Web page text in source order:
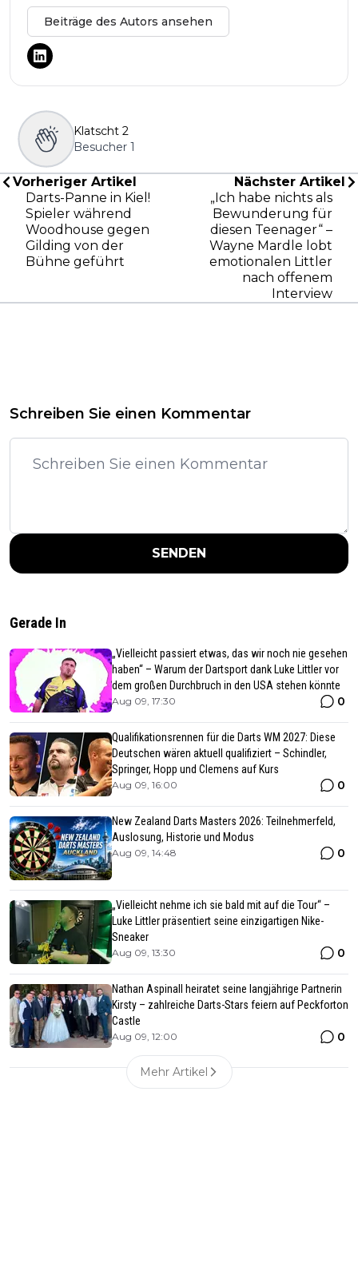
Beiträge des Autors ansehen
Klatscht 2
Besucher 1
Vorheriger Artikel
Darts-Panne in Kiel!
Spieler während
Woodhouse gegen
Gilding von der
Bühne geführt
Nächster Artikel
„Ich habe nichts als
Bewunderung für
diesen Teenager“ –
Wayne Mardle lobt
emotionalen Littler
nach offenem
Interview
Schreiben Sie einen Kommentar
SENDEN
Gerade In
„Vielleicht passiert etwas, das wir noch nie gesehen
haben“ – Warum der Dartsport dank Luke Littler vor
dem großen Durchbruch in den USA stehen könnte
Aug 09, 17:30 0
Qualifikationsrennen für die Darts WM 2027: Diese
Deutschen wären aktuell qualifiziert – Schindler,
Springer, Hopp und Clemens auf Kurs
Aug 09, 16:00 0
New Zealand Darts Masters 2026: Teilnehmerfeld,
Auslosung, Historie und Modus
Aug 09, 14:48 0
„Vielleicht nehme ich sie bald mit auf die Tour“ –
Luke Littler präsentiert seine einzigartigen Nike-
Sneaker
Aug 09, 13:30 0
Nathan Aspinall heiratet seine langjährige Partnerin
Kirsty – zahlreiche Darts-Stars feiern auf Peckforton
Castle
Aug 09, 12:00 0
Mehr Artikel